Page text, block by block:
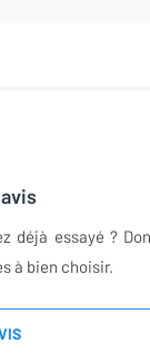
déjà essayé ?
à bien choisir.